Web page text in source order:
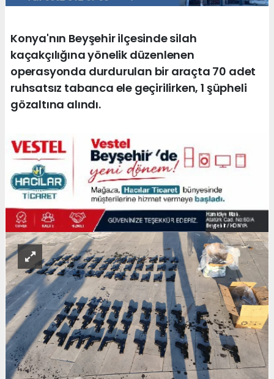
Konya'nın Beyşehir ilçesinde silah
kaçakçılığına yönelik düzenlenen
operasyonda durdurulan bir araçta 70 adet
ruhsatsız tabanca ele geçirilirken, 1 şüpheli
gözaltına alındı.